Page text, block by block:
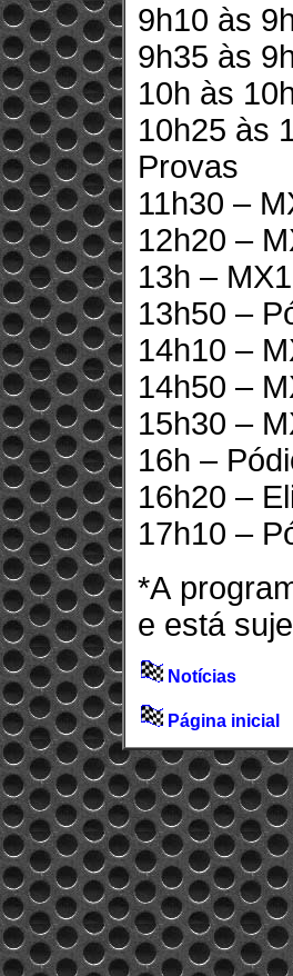
9h10 às
9h35 às
10h às
10h25 às
Provas
11h30 –
12h20 –
13h –
13h50 –
14h10 –
14h50 –
15h30 –
16h –
16h20 –
17h10 –
*A
e está
Notícias
Página inicial